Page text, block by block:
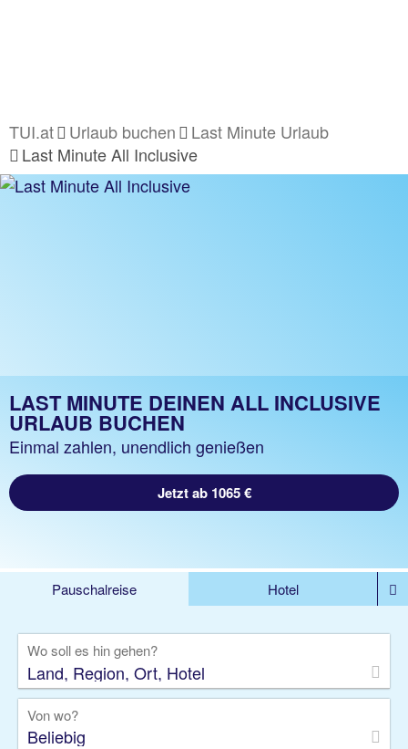
TUI.at Urlaub buchen
Last Minute Urlaub
Last Minute All Inclusive
LAST MINUTE DEINEN ALL INCLUSIVE
URLAUB BUCHEN
Einmal zahlen, unendlich genießen
Jetzt ab 1065 €
Pauschalreise
Hotel
Rundreise
Kreuzfahrt
Gruppenreise
Camper Privattransfer
Wo soll es hin gehen?
Von wo?
Beliebig